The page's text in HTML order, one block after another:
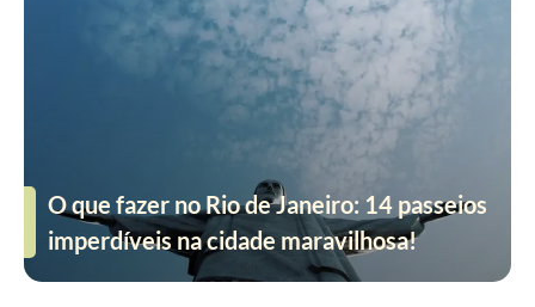
O que fazer no Rio de Janeiro: 14 passeios
imperdíveis na cidade maravilhosa!